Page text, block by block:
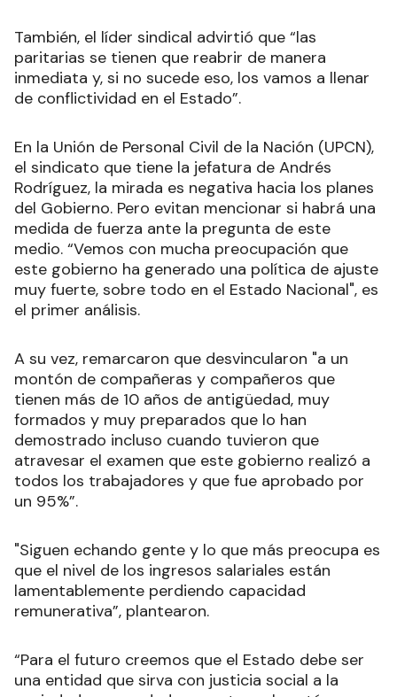
También, el líder sindical advirtió que “las
paritarias se tienen que reabrir de manera
inmediata y, si no sucede eso, los vamos a llenar
de conflictividad en el Estado”.
En la Unión de Personal Civil de la Nación (UPCN),
el sindicato que tiene la jefatura de Andrés
Rodríguez, la mirada es negativa hacia los planes
del Gobierno. Pero evitan mencionar si habrá una
medida de fuerza ante la pregunta de este
medio. “Vemos con mucha preocupación que
este gobierno ha generado una política de ajuste
muy fuerte, sobre todo en el Estado Nacional", es
el primer análisis.
A su vez, remarcaron que desvincularon "a un
montón de compañeras y compañeros que
tienen más de 10 años de antigüedad, muy
formados y muy preparados que lo han
demostrado incluso cuando tuvieron que
atravesar el examen que este gobierno realizó a
todos los trabajadores y que fue aprobado por
un 95%”.
"Siguen echando gente y lo que más preocupa es
que el nivel de los ingresos salariales están
lamentablemente perdiendo capacidad
remunerativa”, plantearon.
“Para el futuro creemos que el Estado debe ser
una entidad que sirva con justicia social a la